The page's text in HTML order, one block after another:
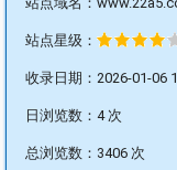
站点星级：
收录日期：2026-01-06
日浏览数：4 次
总浏览数：3406 次